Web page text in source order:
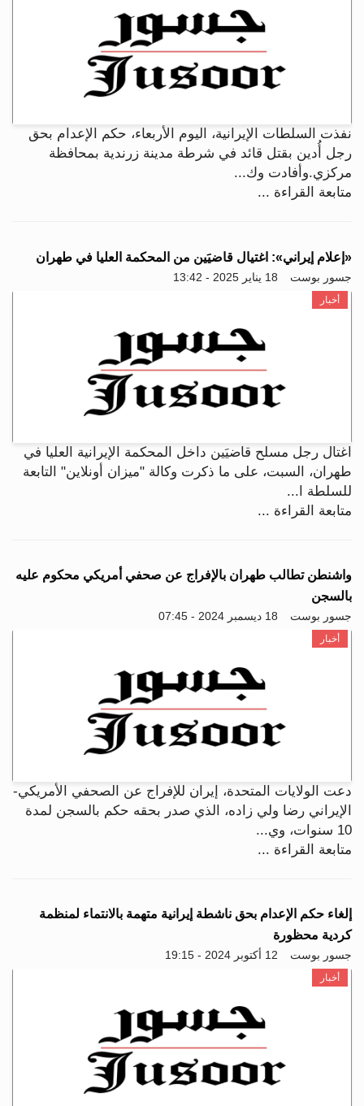
نفذت السلطات الإيرانية، اليوم الأربعاء، حكم الإعدام بحق
رجل أُدين بقتل قائد في شرطة مدينة زرندية بمحافظة
مركزي.وأفادت وك...
متابعة القراءة ...
«إعلام إيراني»: اغتيال قاضيَين من المحكمة العليا في طهران
جسور بوست 18 يناير 2025 - 13:42
أخبار
اغتال رجل مسلح قاضيَين داخل المحكمة الإيرانية العليا في
طهران، السبت، على ما ذكرت وكالة "ميزان أونلاين" التابعة
للسلطة ا...
متابعة القراءة ...
واشنطن تطالب طهران بالإفراج عن صحفي أمريكي محكوم عليه
بالسجن
جسور بوست 18 ديسمبر 2024 - 07:45
أخبار
دعت الولايات المتحدة، إيران للإفراج عن الصحفي الأمريكي-
الإيراني رضا ولي زاده، الذي صدر بحقه حكم بالسجن لمدة
10 سنوات، وي...
متابعة القراءة ...
إلغاء حكم الإعدام بحق ناشطة إيرانية متهمة بالانتماء لمنظمة
كردية محظورة
جسور بوست 12 أكتوبر 2024 - 19:15
أخبار